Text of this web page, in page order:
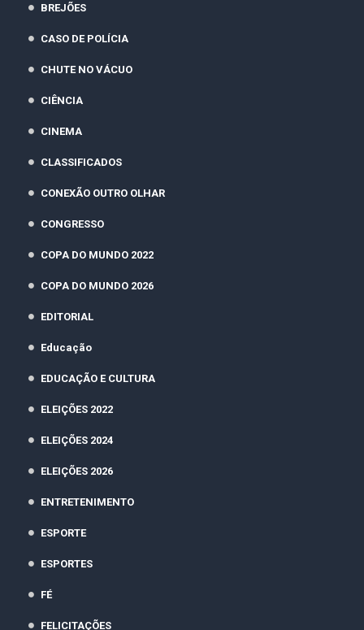
BREJÕES
CASO DE POLÍCIA
CHUTE NO VÁCUO
CIÊNCIA
CINEMA
CLASSIFICADOS
CONEXÃO OUTRO OLHAR
CONGRESSO
COPA DO MUNDO 2022
COPA DO MUNDO 2026
EDITORIAL
Educação
EDUCAÇÃO E CULTURA
ELEIÇÕES 2022
ELEIÇÕES 2024
ELEIÇÕES 2026
ENTRETENIMENTO
ESPORTE
ESPORTES
FÉ
FELICITAÇÕES